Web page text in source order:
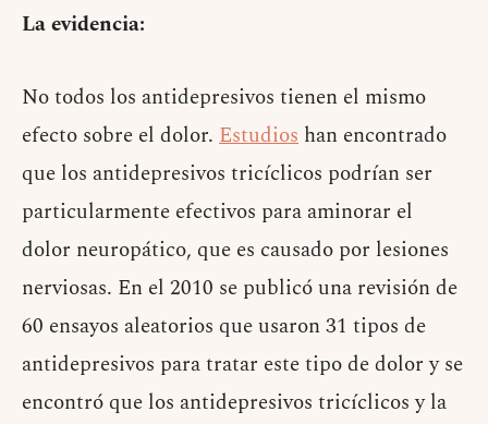
La evidencia:
No todos los antidepresivos tienen el mismo
efecto sobre el dolor. Estudios han encontrado
que los antidepresivos tricíclicos podrían ser
particularmente efectivos para aminorar el
dolor neuropático, que es causado por lesiones
nerviosas. En el 2010 se publicó una revisión de
60 ensayos aleatorios que usaron 31 tipos de
antidepresivos para tratar este tipo de dolor y se
encontró que los antidepresivos tricíclicos y la